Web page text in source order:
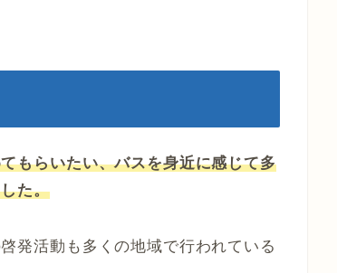
もらいたい、バスを身近に感じて多
た。
発活動も多くの地域で行われている